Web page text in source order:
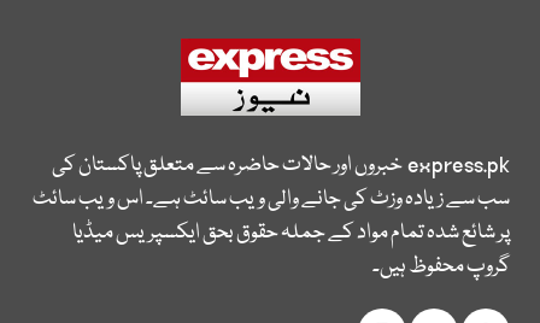
express.pkخبروں اور حالات حاضرہ سے متعلق پاکستان کی
سب سے زیادہ وزٹ کی جانے والی ویب سائٹ ہے۔ اس ویب سائٹ
پر شائع شدہ تمام مواد کے جملہ حقوق بحق ایکسپریس میڈیا
گروپ محفوظ ہیں۔